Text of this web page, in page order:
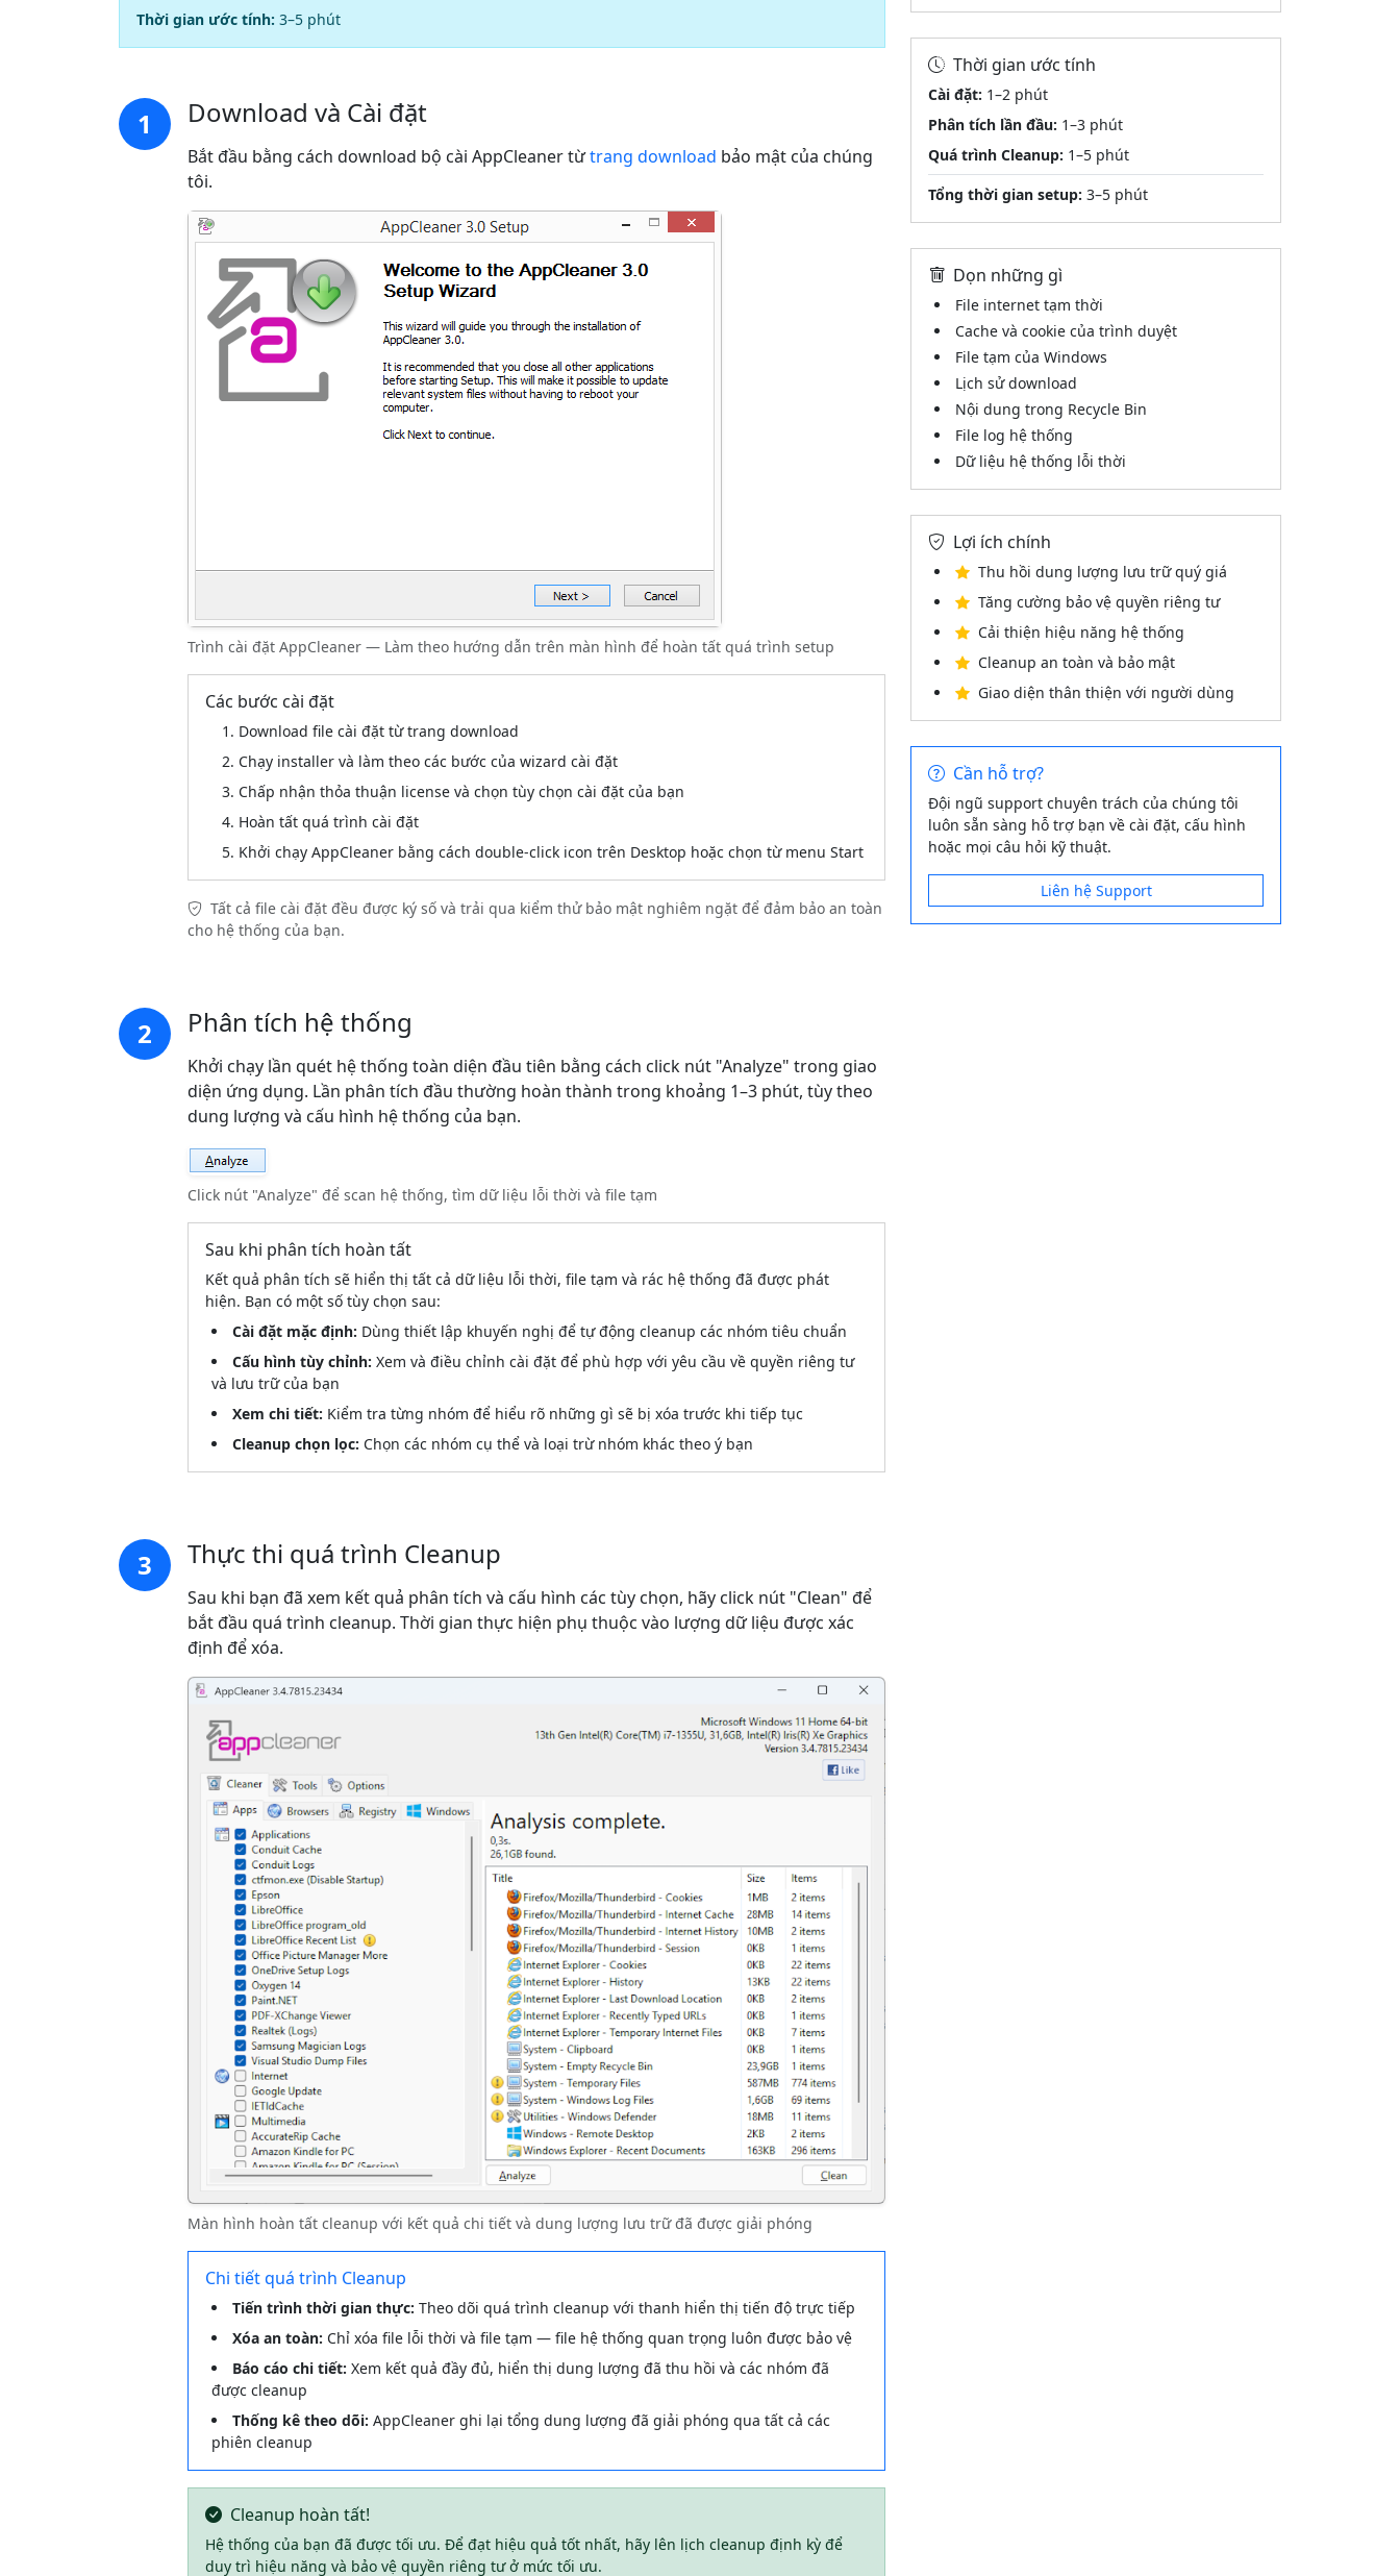
Thời gian ước tính: 3–5 phút
1 Download và Cài đặt
Bắt đầu bằng cách download bộ cài AppCleaner từtrang download bảo mật của chúng
tôi.
Trình cài đặt AppCleaner — Làm theo hướng dẫn trên màn hình để hoàn tất quá trình setup
Các bước cài đặt
Download file cài đặt từ trang download
Chạy installer và làm theo các bước của wizard cài đặt
Chấp nhận thỏa thuận license và chọn tùy chọn cài đặt của bạn
Hoàn tất quá trình cài đặt
Khởi chạy AppCleaner bằng cách double-click icon trên Desktop hoặc chọn từ menu Start
Tất cả file cài đặt đều được ký số và trải qua kiểm thử bảo mật nghiêm ngặt để đảm bảo an toàn
cho hệ thống của bạn.
2 Phân tích hệ thống
Khởi chạy lần quét hệ thống toàn diện đầu tiên bằng cách click nút "Analyze" trong giao
diện ứng dụng. Lần phân tích đầu thường hoàn thành trong khoảng 1–3 phút, tùy theo
dung lượng và cấu hình hệ thống của bạn.
Click nút "Analyze" để scan hệ thống, tìm dữ liệu lỗi thời và file tạm
Sau khi phân tích hoàn tất
Kết quả phân tích sẽ hiển thị tất cả dữ liệu lỗi thời, file tạm và rác hệ thống đã được phát
hiện. Bạn có một số tùy chọn sau:
Cài đặt mặc định: Dùng thiết lập khuyến nghị để tự động cleanup các nhóm tiêu chuẩn
Cấu hình tùy chỉnh: Xem và điều chỉnh cài đặt để phù hợp với yêu cầu về quyền riêng tư
và lưu trữ của bạn
Xem chi tiết: Kiểm tra từng nhóm để hiểu rõ những gì sẽ bị xóa trước khi tiếp tục
Cleanup chọn lọc: Chọn các nhóm cụ thể và loại trừ nhóm khác theo ý bạn
3 Thực thi quá trình Cleanup
Sau khi bạn đã xem kết quả phân tích và cấu hình các tùy chọn, hãy click nút "Clean" để
bắt đầu quá trình cleanup. Thời gian thực hiện phụ thuộc vào lượng dữ liệu được xác
định để xóa.
Màn hình hoàn tất cleanup với kết quả chi tiết và dung lượng lưu trữ đã được giải phóng
Chi tiết quá trình Cleanup
Tiến trình thời gian thực: Theo dõi quá trình cleanup với thanh hiển thị tiến độ trực tiếp
Xóa an toàn: Chỉ xóa file lỗi thời và file tạm — file hệ thống quan trọng luôn được bảo vệ
Báo cáo chi tiết: Xem kết quả đầy đủ, hiển thị dung lượng đã thu hồi và các nhóm đã
được cleanup
Thống kê theo dõi: AppCleaner ghi lại tổng dung lượng đã giải phóng qua tất cả các
phiên cleanup
Cleanup hoàn tất!
Hệ thống của bạn đã được tối ưu. Để đạt hiệu quả tốt nhất, hãy lên lịch cleanup định kỳ để
duy trì hiệu năng và bảo vệ quyền riêng tư ở mức tối ưu.
Thời gian ước tính
Cài đặt: 1–2 phút
Phân tích lần đầu: 1–3 phút
Quá trình Cleanup: 1–5 phút
Tổng thời gian setup: 3–5 phút
Dọn những gì
File internet tạm thời
Cache và cookie của trình duyệt
File tạm của Windows
Lịch sử download
Nội dung trong Recycle Bin
File log hệ thống
Dữ liệu hệ thống lỗi thời
Lợi ích chính
Thu hồi dung lượng lưu trữ quý giá
Tăng cường bảo vệ quyền riêng tư
Cải thiện hiệu năng hệ thống
Cleanup an toàn và bảo mật
Giao diện thân thiện với người dùng
Cần hỗ trợ?
Đội ngũ support chuyên trách của chúng tôi
luôn sẵn sàng hỗ trợ bạn về cài đặt, cấu hình
hoặc mọi câu hỏi kỹ thuật.
Liên hệ Support